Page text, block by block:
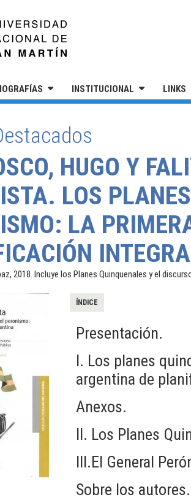
INSTITUCIONAL LINKS
AQUÍ
HUGO Y
LOS
LA
2018. Incluye los Planes Quinquenales y el
ÍNDICE
Presentación.
I. Los planes
argentina de
Anexos.
II. Los Planes
III.El General
Sobre los autores.